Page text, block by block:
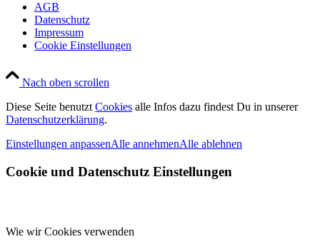
AGB
Datenschutz
Impressum
Cookie Einstellungen
Nach oben scrollen
Diese Seite benutzt Cookies alle Infos dazu findest Du in unserer
Datenschutzerklärung.
Einstellungen anpassenAlle annehmenAlle ablehnen
Cookie und Datenschutz Einstellungen
Wie wir Cookies verwenden